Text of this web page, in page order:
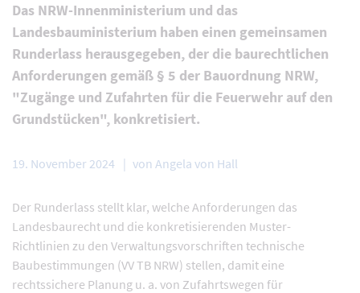
Das NRW-Innenministerium und das
Landesbauministerium haben einen gemeinsamen
Runderlass herausgegeben, der die baurechtlichen
Anforderungen gemäß § 5 der Bauordnung NRW,
"Zugänge und Zufahrten für die Feuerwehr auf den
Grundstücken", konkretisiert.
19. November 2024 von Angela von Hall
Der Runderlass stellt klar, welche Anforderungen das
Landesbaurecht und die konkretisierenden Muster-
Richtlinien zu den Verwaltungsvorschriften technische
Baubestimmungen (VV TB NRW) stellen, damit eine
rechtssichere Planung u. a. von Zufahrtswegen für